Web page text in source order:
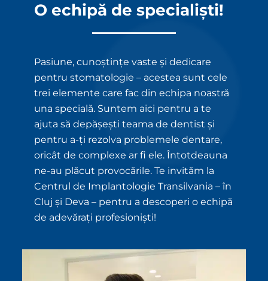
O echipă de specialiști!
Pasiune, cunoștințe vaste și dedicare
pentru stomatologie – acestea sunt cele
trei elemente care fac din echipa noastră
una specială. Suntem aici pentru a te
ajuta să depășești teama de dentist și
pentru a-ți rezolva problemele dentare,
oricât de complexe ar fi ele. Întotdeauna
ne-au plăcut provocările. Te invităm la
Centrul de Implantologie Transilvania – în
Cluj și Deva – pentru a descoperi o echipă
de adevărați profesioniști!